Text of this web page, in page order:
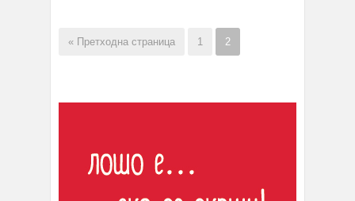
« Претходна страница 1 2